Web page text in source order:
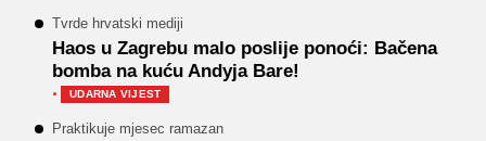
Tvrde hrvatski mediji
Haos u Zagrebu malo poslije ponoći: Bačena
bomba na kuću Andyja Bare!
· UDARNA VIJEST
Praktikuje mjesec ramazan